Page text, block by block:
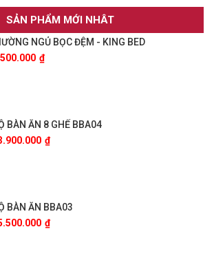
SẢN PHẨM MỚI NHÂT
NGỦ BỌC ĐỆM - KING BED
₫
BÀN ĂN 8 GHẾ BBA04
₫
BÀN ĂN BBA03
₫